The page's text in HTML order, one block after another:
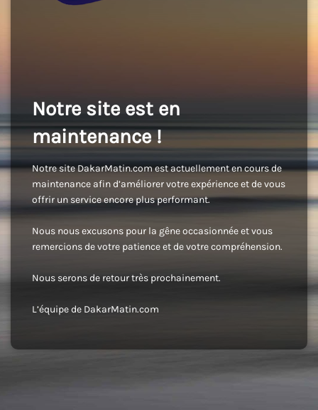
Notre site est en
maintenance !
Notre site DakarMatin.com est actuellement en cours de
maintenance afin d’améliorer votre expérience et de vous
offrir un service encore plus performant.
Nous nous excusons pour la gêne occasionnée et vous
remercions de votre patience et de votre compréhension.
Nous serons de retour très prochainement.
L’équipe de DakarMatin.com